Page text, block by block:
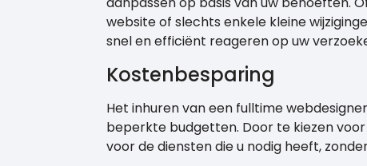
website of slechts enkele kleine
snel en efficiënt reageren op uw
Kostenbesparing
Het inhuren van een fulltime
beperkte budgetten. Door te kiezen
voor de diensten die u nodig heeft,